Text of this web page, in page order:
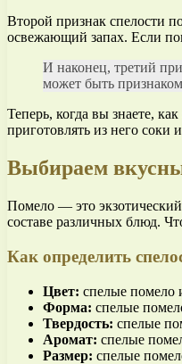
Второй признак спелости
освежающий запах. Если
И наконец, третий
может быть
Теперь, когда вы знаете,
приготовлять из него соки
Выбираем
Помело — это
составе различных блюд.
Как определить
Цвет: спелые помело
Форма: спелые
Твердость: спелые
Аромат: спелые
Размер: спелые